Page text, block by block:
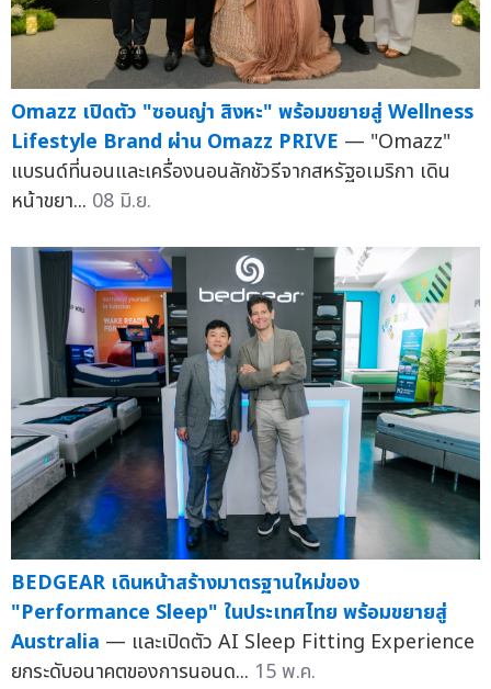
Omazz เปิดตัว "ซอนญ่า สิงหะ" พร้อมขยายสู่ Wellness
Lifestyle Brand ผ่าน Omazz PRIVE — "Omazz"
แบรนด์ที่นอนและเครื่องนอนลักชัวรีจากสหรัฐอเมริกา เดิน
หน้าขยา... 08 มิ.ย.
BEDGEAR เดินหน้าสร้างมาตรฐานใหม่ของ
"Performance Sleep" ในประเทศไทย พร้อมขยายสู่
Australia — และเปิดตัว AI Sleep Fitting Experience
ยกระดับอนาคตของการนอนด... 15 พ.ค.